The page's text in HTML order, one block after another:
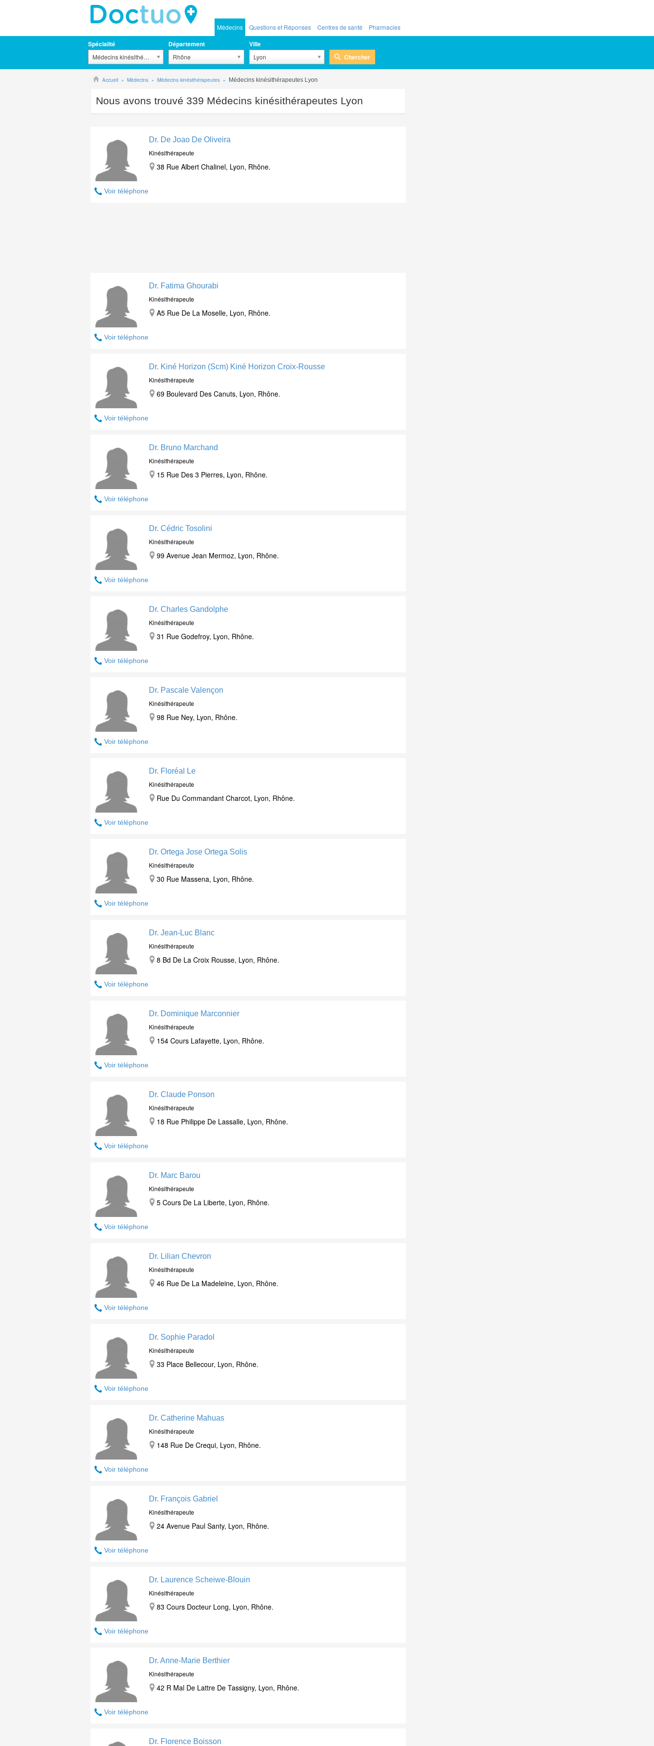
Médecins Questions et Réponses Centres de santé Pharmacies
Spécialité
Médecins kinésithérapeutes
Département
Rhône
Ville
Lyon Chercher
Accueil Médecins Médecins kinésithérapeutes Médecins kinésithérapeutes Lyon
Nous avons trouvé 339 Médecins kinésithérapeutes Lyon
Voir téléphone
Dr. De Joao De Oliveira
Kinésithérapeute
38 Rue Albert Chalinel, Lyon, Rhône.
Voir téléphone
Dr. Fatima Ghourabi
Kinésithérapeute
A5 Rue De La Moselle, Lyon, Rhône.
Voir téléphone
Dr. Kiné Horizon (Scm) Kiné Horizon Croix-Rousse
Kinésithérapeute
69 Boulevard Des Canuts, Lyon, Rhône.
Voir téléphone
Dr. Bruno Marchand
Kinésithérapeute
15 Rue Des 3 Pierres, Lyon, Rhône.
Voir téléphone
Dr. Cédric Tosolini
Kinésithérapeute
99 Avenue Jean Mermoz, Lyon, Rhône.
Voir téléphone
Dr. Charles Gandolphe
Kinésithérapeute
31 Rue Godefroy, Lyon, Rhône.
Voir téléphone
Dr. Pascale Valençon
Kinésithérapeute
98 Rue Ney, Lyon, Rhône.
Voir téléphone
Dr. Floréal Le
Kinésithérapeute
Rue Du Commandant Charcot, Lyon, Rhône.
Voir téléphone
Dr. Ortega Jose Ortega Solis
Kinésithérapeute
30 Rue Massena, Lyon, Rhône.
Voir téléphone
Dr. Jean-Luc Blanc
Kinésithérapeute
8 Bd De La Croix Rousse, Lyon, Rhône.
Voir téléphone
Dr. Dominique Marconnier
Kinésithérapeute
154 Cours Lafayette, Lyon, Rhône.
Voir téléphone
Dr. Claude Ponson
Kinésithérapeute
18 Rue Philippe De Lassalle, Lyon, Rhône.
Voir téléphone
Dr. Marc Barou
Kinésithérapeute
5 Cours De La Liberte, Lyon, Rhône.
Voir téléphone
Dr. Lilian Chevron
Kinésithérapeute
46 Rue De La Madeleine, Lyon, Rhône.
Voir téléphone
Dr. Sophie Paradol
Kinésithérapeute
33 Place Bellecour, Lyon, Rhône.
Voir téléphone
Dr. Catherine Mahuas
Kinésithérapeute
148 Rue De Crequi, Lyon, Rhône.
Voir téléphone
Dr. François Gabriel
Kinésithérapeute
24 Avenue Paul Santy, Lyon, Rhône.
Voir téléphone
Dr. Laurence Scheiwe-Blouin
Kinésithérapeute
83 Cours Docteur Long, Lyon, Rhône.
Voir téléphone
Dr. Anne-Marie Berthier
Kinésithérapeute
42 R Mal De Lattre De Tassigny, Lyon, Rhône.
Dr. Florence Boisson